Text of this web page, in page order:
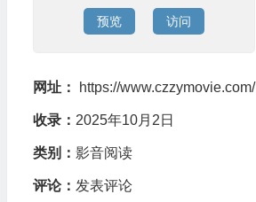
预览 访问
网址： https://www.czzymovie.com/
收录： 2025年10月2日
类别： 影音阅读
评论： 发表评论